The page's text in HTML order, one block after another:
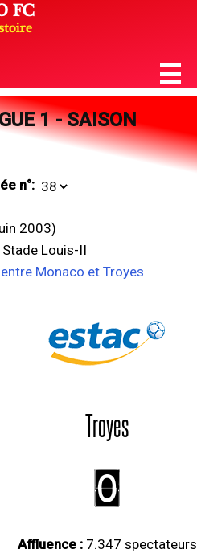
1 - SAISON
n°:
2003)
Louis-II
Monaco et Troyes
Troyes
0
Affluence : 7.347 spectateurs